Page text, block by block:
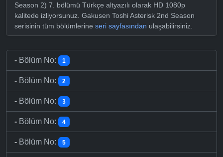
Season 2) 7. bölümü Türkçe altyazılı olarak HD 1080p
kalitede izliyorsunuz. Gakusen Toshi Asterisk 2nd Season
serisinin tüm bölümlerine seri sayfasından ulaşabilirsiniz.
- Bölüm No: 1
- Bölüm No: 2
- Bölüm No: 3
- Bölüm No: 4
- Bölüm No: 5